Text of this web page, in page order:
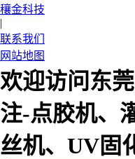
穰金科技
|
联系我们
网站地图
欢迎访问东
注-点胶机、
丝机、UV固